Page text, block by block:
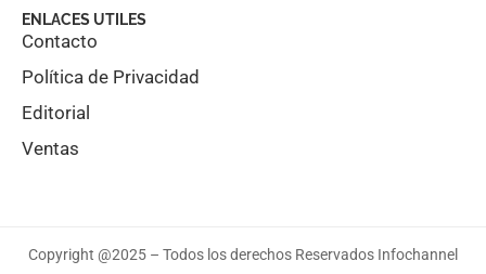
ENLACES UTILES
Contacto
Política de Privacidad
Editorial
Ventas
Copyright @2025 – Todos los derechos Reservados Infochannel